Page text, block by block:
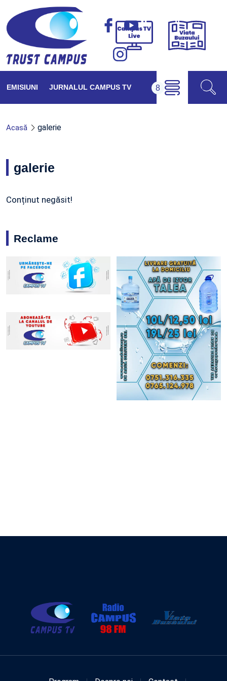
Campus
Viața
EMISIUNI JURNALUL CAMPUS TV
Acasă galerie
galerie
Conținut negăsit!
Reclame